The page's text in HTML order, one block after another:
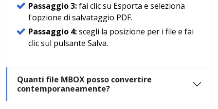
Passaggio 3:fai clic su Esporta e seleziona
l'opzione di salvataggio PDF.
Passaggio 4:scegli la posizione per i file e fai
clic sul pulsante Salva.
Quanti file MBOX posso convertire
contemporaneamente?